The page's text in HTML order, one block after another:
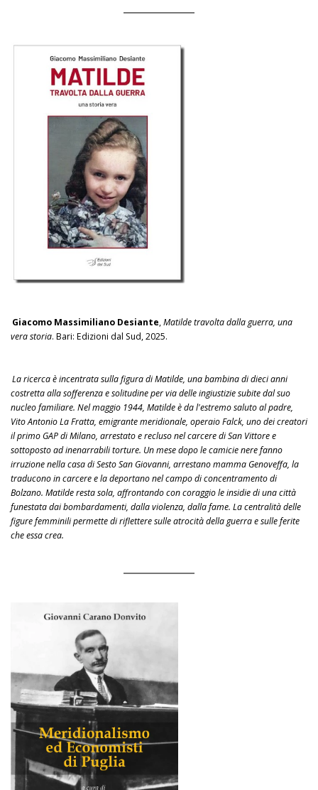
Giacomo Massimiliano Desiante,Matilde travolta dalla guerra, una
vera storia. Bari: Edizioni dal Sud, 2025.
La ricerca è incentrata sulla figura di Matilde, una bambina di dieci anni
costretta alla sofferenza e solitudine per via delle ingiustizie subite dal suo
nucleo familiare. Nel maggio 1944, Matilde è da l'estremo saluto al padre,
Vito Antonio La Fratta, emigrante meridionale, operaio Falck, uno dei creatori
il primo GAP di Milano, arrestato e recluso nel carcere di San Vittore e
sottoposto ad inenarrabili torture. Un mese dopo le camicie nere fanno
irruzione nella casa di Sesto San Giovanni, arrestano mamma Genoveffa, la
traducono in carcere e la deportano nel campo di concentramento di
Bolzano. Matilde resta sola, affrontando con coraggio le insidie di una città
funestata dai bombardamenti, dalla violenza, dalla fame. La centralità delle
figure femminili permette di riflettere sulle atrocità della guerra e sulle ferite
che essa crea.